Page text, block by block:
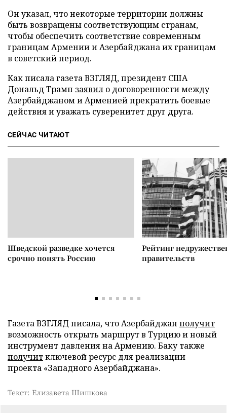
Он указал, что некоторые территории должны
быть возвращены соответствующим странам,
чтобы обеспечить соответствие современным
границам Армении и Азербайджана их границам
в советский период.
Как писала газета ВЗГЛЯД, президент США
Дональд Трамп заявил о договоренности между
Азербайджаном и Арменией прекратить боевые
действия и уважать суверенитет друг друга.
СЕЙЧАС ЧИТАЮТ
Шведской разведке хочется
срочно понять Россию
Рейтинг
правительств
Газета ВЗГЛЯД писала, что Азербайджан получит
возможность открыть маршрут в Турцию и новый
инструмент давления на Армению. Баку также
получитключевой ресурс для реализации
проекта «Западного Азербайджана».
Текст: Елизавета Шишкова